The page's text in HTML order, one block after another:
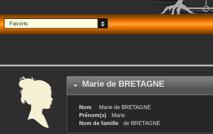
Favoris
Marie de BRETAGNE
Nom Marie de BRETAGNE
Prénom(s)
Marie
Nom de famille
de BRETAGNE